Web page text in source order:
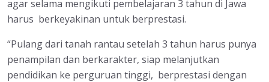
agar selama mengikuti pembelajaran 3 tahun di Jawa
harus berkeyakinan untuk berprestasi.
“Pulang dari tanah rantau setelah 3 tahun harus punya
penampilan dan berkarakter, siap melanjutkan
pendidikan ke perguruan tinggi, berprestasi dengan